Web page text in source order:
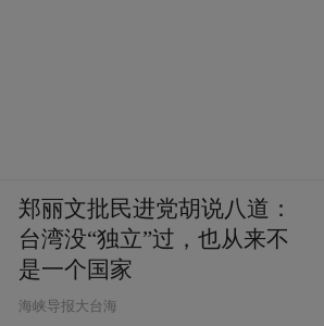
郑丽文批民进党胡说八道：
台湾没“独立”过，也从来不
是一个国家
​海峡导报大台海